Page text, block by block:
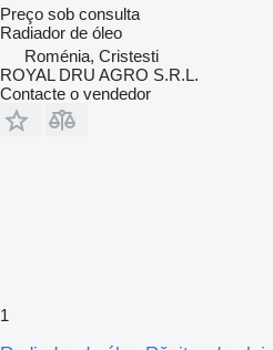
Preço sob consulta
Radiador de óleo
Roménia, Cristesti
ROYAL DRU AGRO S.R.L.
Contacte o vendedor
1